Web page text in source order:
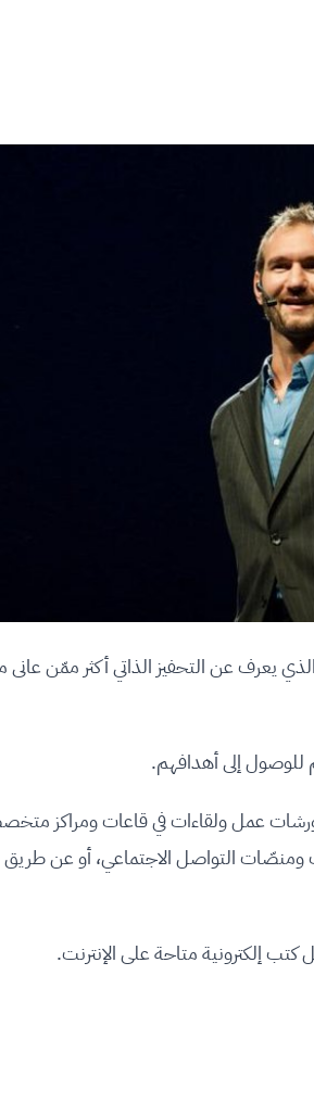
يعرف عن التحفيز الذاتي أكثر ممّن
للوصول إلى أهدافهم.
عمل ولقاءات في قاعات ومراكز
التواصل الاجتماعي، أو عن طريق
إلكترونية متاحة على الإنترنت.